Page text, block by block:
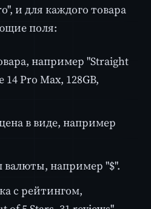
и для каждого товара
поля:
например "Straight
Pro Max, 128GB,
в виде, например
например "$".
с рейтингом,